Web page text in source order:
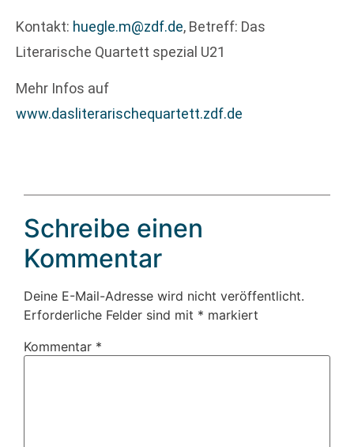
Kontakt: huegle.m@zdf.de, Betreff: Das
Literarische Quartett spezial U21
Mehr Infos auf
www.dasliterarischequartett.zdf.de
Schreibe einen
Kommentar
Deine E-Mail-Adresse wird nicht veröffentlicht.
Erforderliche Felder sind mit * markiert
Kommentar *